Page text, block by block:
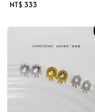
Regular
NT$ 333